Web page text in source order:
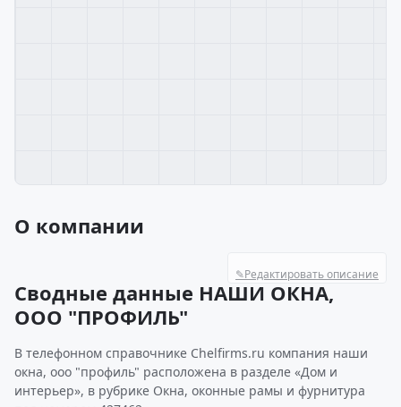
О компании
✎Редактировать описание
Сводные данные НАШИ ОКНА,
ООО "ПРОФИЛЬ"
В телефонном справочнике Chelfirms.ru компания наши
окна, ооо "профиль" расположена в разделе «Дом и
интерьер», в рубрике Окна, оконные рамы и фурнитура